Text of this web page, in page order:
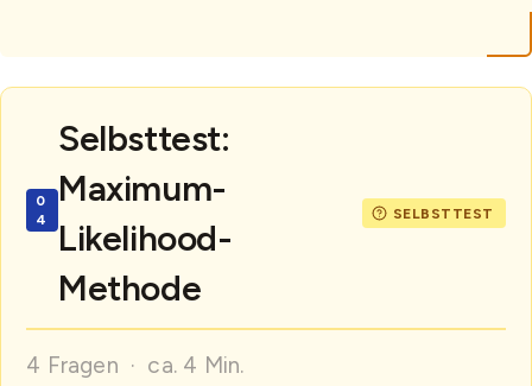
Selbsttest:
Maximum-
Likelihood-
Methode
4 Fragen · ca. 4 Min.